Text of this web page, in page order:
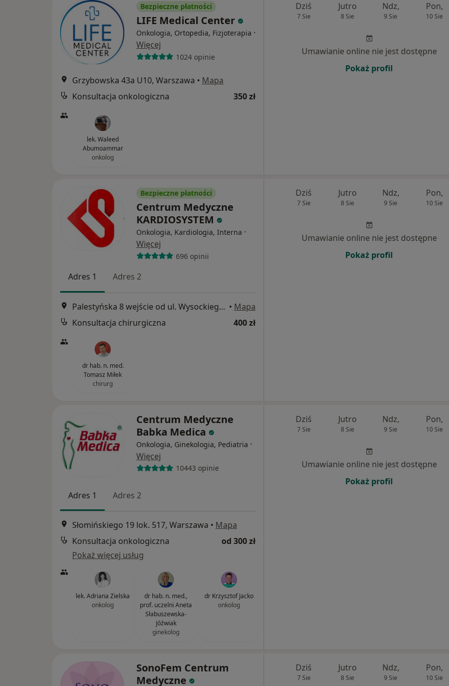
Bezpieczne płatności
LIFE Medical Center
Onkologia, Ortopedia, Fizjoterapia ·
Więcej
1024 opinie
Grzybowska 43a U10, Warszawa • Mapa
Konsultacja onkologiczna
350 zł
lek. Waleed
Abumoammar
onkolog
Dziś
7 Sie
Jutro
8 Sie
Ndz,
9 Sie
Pon,
10 Sie
Umawianie online nie jest dostępne
Pokaż profil
Bezpieczne płatności
Centrum Medyczne
KARDIOSYSTEM
Onkologia, Kardiologia, Interna ·
Więcej
696 opinii
Adres 1 Adres 2
Palestyńska 8 wejście od ul. Wysockiego, Warszawa • Mapa
Konsultacja chirurgiczna
400 zł
dr hab. n. med.
Tomasz Miłek
chirurg
Dziś
7 Sie
Jutro
8 Sie
Ndz,
9 Sie
Pon,
10 Sie
Umawianie online nie jest dostępne
Pokaż profil
Centrum Medyczne
Babka Medica
Onkologia, Ginekologia, Pediatria ·
Więcej
10443 opinie
Adres 1 Adres 2
Słomińskiego 19 lok. 517, Warszawa • Mapa
Konsultacja onkologiczna
od 300 zł
Pokaż więcej usług
lek. Adriana Zielska
onkolog
dr hab. n. med.,
prof. uczelni Aneta
Słabuszewska-
Jóźwiak
ginekolog
dr Krzysztof Jacko
onkolog
Dziś
7 Sie
Jutro
8 Sie
Ndz,
9 Sie
Pon,
10 Sie
Umawianie online nie jest dostępne
Pokaż profil
SonoFem Centrum
Medyczne
Dziś
7 Sie
Jutro
8 Sie
Ndz,
9 Sie
Pon,
10 Sie